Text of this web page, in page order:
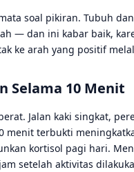
soal pikiran. Tubuh
— dan ini kabar baik,
ke arah yang positif
Selama 10 Menit
Jalan kaki singkat,
menit terbukti
kortisol pagi hari.
setelah aktivitas